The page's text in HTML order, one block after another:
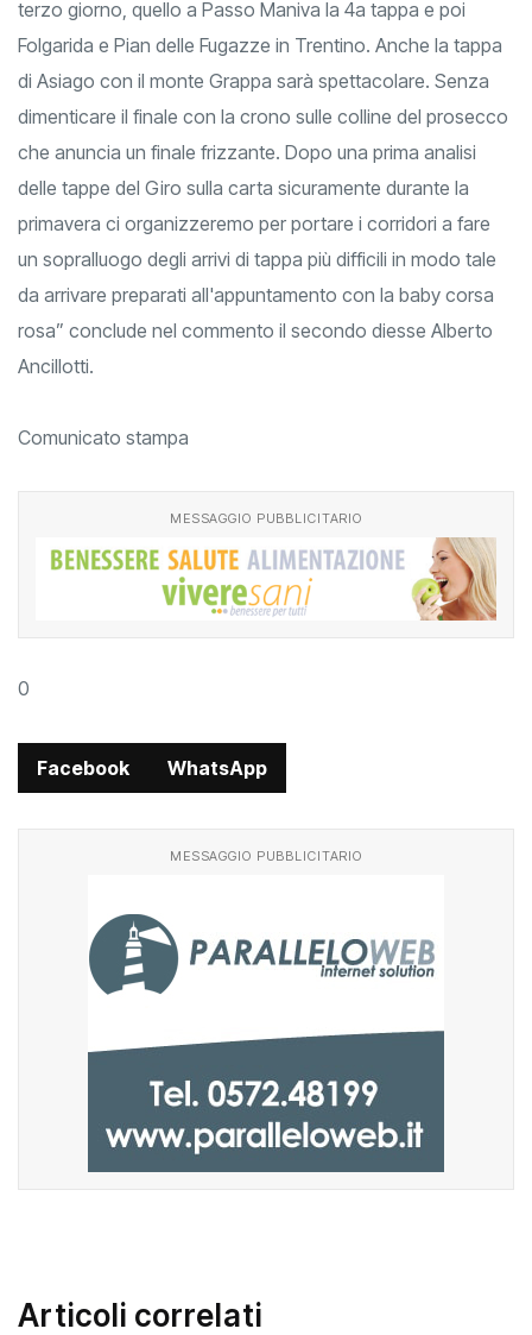
terzo giorno, quello a Passo Maniva la 4a tappa e poi
Folgarida e Pian delle Fugazze in Trentino. Anche la tappa
di Asiago con il monte Grappa sarà spettacolare. Senza
dimenticare il finale con la crono sulle colline del prosecco
che anuncia un finale frizzante. Dopo una prima analisi
delle tappe del Giro sulla carta sicuramente durante la
primavera ci organizzeremo per portare i corridori a fare
un sopralluogo degli arrivi di tappa più difficili in modo tale
da arrivare preparati all'appuntamento con la baby corsa
rosa” conclude nel commento il secondo diesse Alberto
Ancillotti.
Comunicato stampa
MESSAGGIO PUBBLICITARIO
0
Facebook WhatsApp
MESSAGGIO PUBBLICITARIO
Articoli correlati